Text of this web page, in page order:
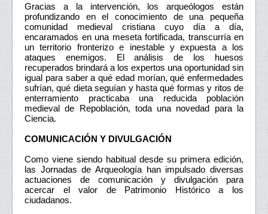
Gracias a la intervención, los arqueólogos están
profundizando en el conocimiento de una pequeña
comunidad medieval cristiana cuyo día a día,
encaramados en una meseta fortificada, transcurría en
un territorio fronterizo e inestable y expuesta a los
ataques enemigos. El análisis de los huesos
recuperados brindará a los expertos una oportunidad sin
igual para saber a qué edad morían, qué enfermedades
sufrían, qué dieta seguían y hasta qué formas y ritos de
enterramiento practicaba una reducida población
medieval de Repoblación, toda una novedad para la
Ciencia.
COMUNICACIÓN Y DIVULGACIÓN
Como viene siendo habitual desde su primera edición,
las Jornadas de Arqueología han impulsado diversas
actuaciones de comunicación y divulgación para
acercar el valor de Patrimonio Histórico a los
ciudadanos.